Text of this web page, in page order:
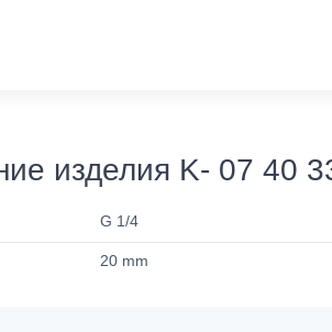
изделия K- 07 40
G 1/4
20 mm